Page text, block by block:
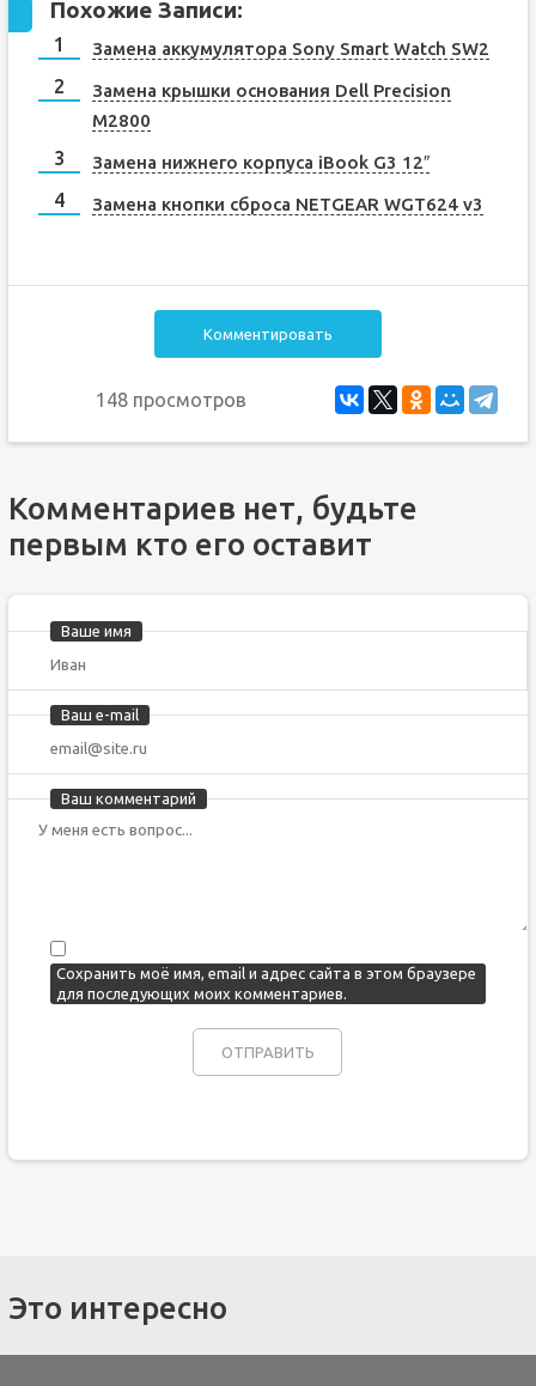
Похожие Записи:
Замена аккумулятора Sony Smart Watch SW2
Замена крышки основания Dell Precision
M2800
Замена нижнего корпуса iBook G3 12″
Замена кнопки сброса NETGEAR WGT624 v3
Комментировать
148 просмотров
Комментариев нет, будьте
первым кто его оставит
Ваше имя
Ваш e-mail
Ваш комментарий
Сохранить моё имя, email и адрес сайта в этом браузере
для последующих моих комментариев.
Это интересно